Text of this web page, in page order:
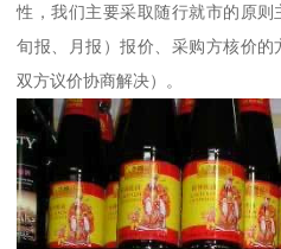
性，我们主要采取随行就市的原则
旬报、月报）报价、采购方核价的
双方议价协商解决）。